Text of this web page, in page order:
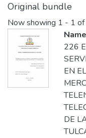
Original bundle
Now showing 1 - 1
226
EN
DE